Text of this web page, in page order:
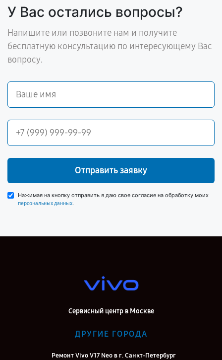
У Вас остались вопросы?
Напишите или позвоните нам и получите
бесплатную консультацию по интересующему Вас
вопросу.
Отправить заявку
Нажимая на кнопку отправить я даю свое согласие на обработку моих
персональных данных.
Сервисный центр в Москве
ДРУГИЕ ГОРОДА
Ремонт Vivo V17 Neo в г. Санкт-Петербург